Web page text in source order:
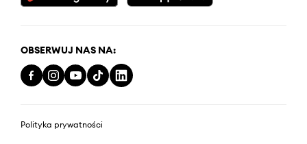
OBSERWUJ NAS NA:
Polityka prywatności